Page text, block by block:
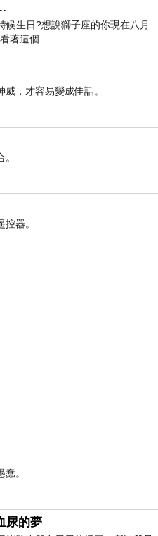
日?想說獅子座的你現在八月
著這個
，才容易變成佳話。
器。
。
尿的夢